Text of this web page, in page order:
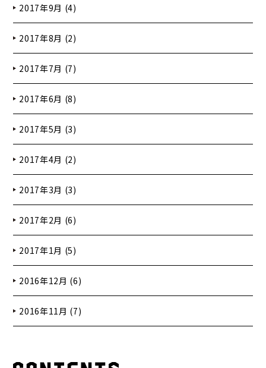
2017年9月 (4)
2017年8月 (2)
2017年7月 (7)
2017年6月 (8)
2017年5月 (3)
2017年4月 (2)
2017年3月 (3)
2017年2月 (6)
2017年1月 (5)
2016年12月 (6)
2016年11月 (7)